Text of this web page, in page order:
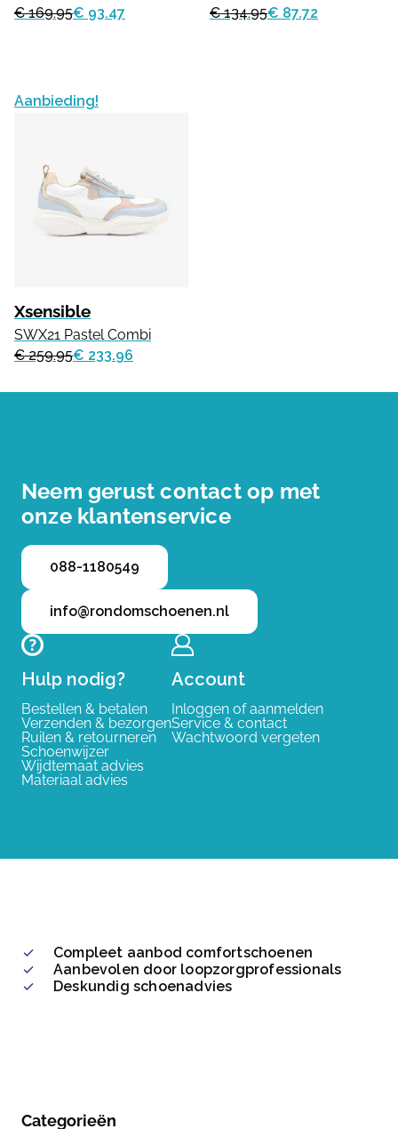
€ 169.95€ 93.47
€ 134.95€ 87.72
Aanbieding!
Xsensible
SWX21 Pastel Combi
€ 259.95€ 233.96
Neem gerust contact op met
onze klantenservice
088-1180549
info@rondomschoenen.nl
Hulp nodig?
Bestellen & betalen
Verzenden & bezorgen
Ruilen & retourneren
Schoenwijzer
Wijdtemaat advies
Materiaal advies
Account
Inloggen of aanmelden
Service & contact
Wachtwoord vergeten
Compleet aanbod comfortschoenen
Aanbevolen door loopzorgprofessionals
Deskundig schoenadvies
Categorieën